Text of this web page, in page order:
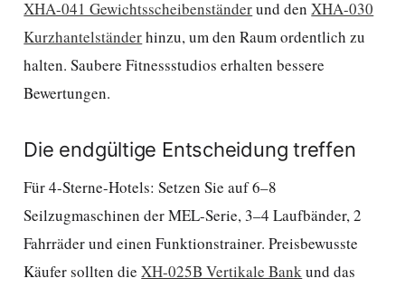
XHA-041 Gewichtsscheibenständerund denXHA-030
Kurzhantelständerhinzu, um den Raum ordentlich zu
halten. Saubere Fitnessstudios erhalten bessere
Bewertungen.
Die endgültige Entscheidung treffen
Für 4-Sterne-Hotels: Setzen Sie auf 6–8
Seilzugmaschinen der MEL-Serie, 3–4 Laufbänder, 2
Fahrräder und einen Funktionstrainer. Preisbewusste
Käufer sollten dieXH-025B Vertikale Bankund das